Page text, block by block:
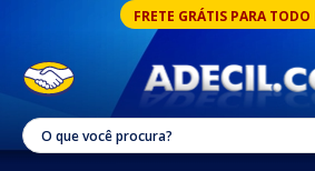
FRETE GRÁTIS PARA TODO